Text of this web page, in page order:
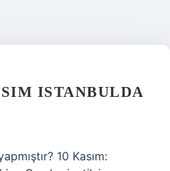
ISTANBULDA
10 Kasım: